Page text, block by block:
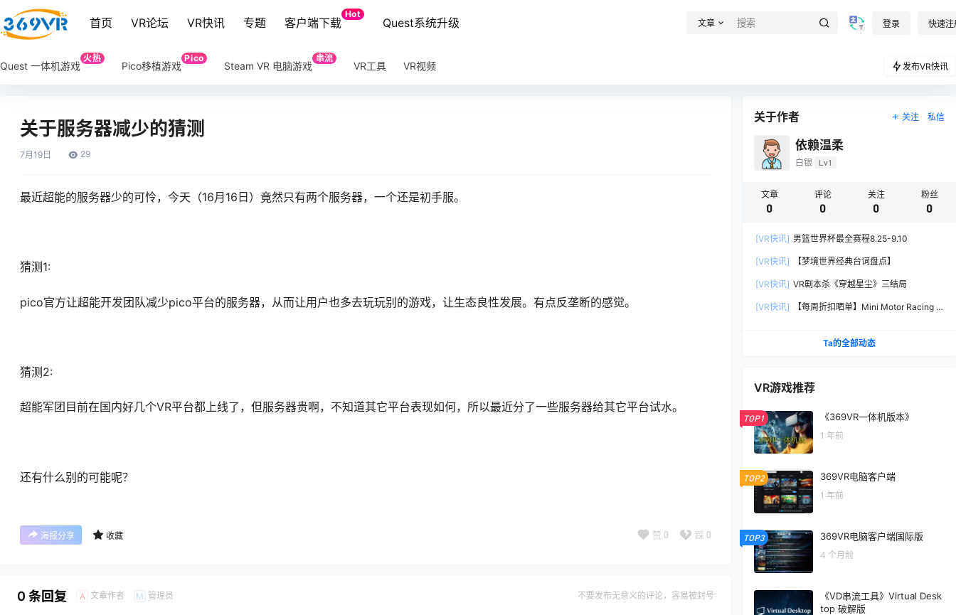
首页 VR论坛 VR快讯 专题 客户端下载
Hot
Quest系统升级 文章 登录 快速注
Quest 一体机游戏
火热
Pico移植游戏
Pico
Steam VR 电脑游戏
串流
VR工具 VR视频 发布VR快讯
关于服务器减少的猜测
7月 19日 29
最近超能的服务器少的可怜，今天（16月16日）竟然只有两个服务器，一个还是初手服。
猜测1:
pico官方让超能开发团队减少pico平台的服务器，从而让用户也多去玩玩别的游戏，让生态良性发展。有点反垄断的感觉。
猜测2:
超能军团目前在国内好几个VR平台都上线了，但服务器贵啊，不知道其它平台表现如何，所以最近分了一些服务器给其它平台试水。
还有什么别的可能呢？
海报分享 收藏 赞 0 踩 0
0 条回复 A 文章作者 M 管理员 不要发布无意义的评论，容易被封号
关于作者 关注 私信
依赖温柔
白银 Lv1
文章
0
评论
0
关注
0
粉丝
0
[VR快讯] 男篮世界杯最全赛程8.25-9.10
[VR快讯] 【梦境世界经典台词盘点】
[VR快讯] VR剧本杀《穿越星尘》三结局
[VR快讯]
【每周折扣晒单】Mini Motor Racing X
Ta的全部动态
VR游戏推荐
TOP1 《369VR一体机版本》
1 年前
TOP2 369VR电脑客户端
1 年前
TOP3 369VR电脑客户端国际版
4 个月前
《VD串流工具》Virtual Desk
top 破解版